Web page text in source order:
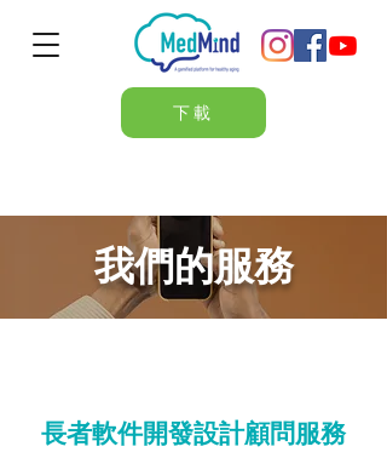
下載
我們的服務
長者軟件開發設計顧問服務